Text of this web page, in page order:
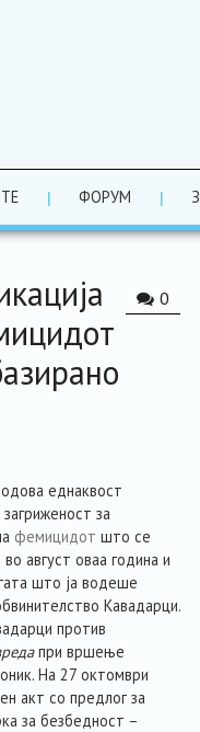
ФОРУМ
0
еднаквост
за
фемицидот што се
август оваа година и
што ја водеше
Кавадарци.
против
при вршење
На 27 октомври
акт со предлог за
за безбедност –